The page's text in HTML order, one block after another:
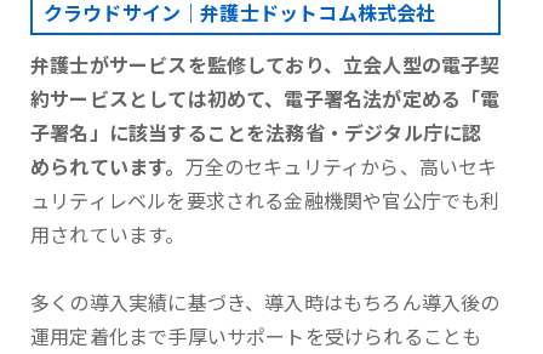
クラウドサイン｜弁護士ドットコム株式会社
弁護士がサービスを監修しており、立会人型の電子契
約サービスとしては初めて、電子署名法が定める「電
子署名」に該当することを法務省・デジタル庁に認
められています。 万全のセキュリティから、高いセキ
ュリティレベルを要求される金融機関や官公庁でも利
用されています。
多くの導入実績に基づき、導入時はもちろん導入後の
運用定着化まで手厚いサポートを受けられることも